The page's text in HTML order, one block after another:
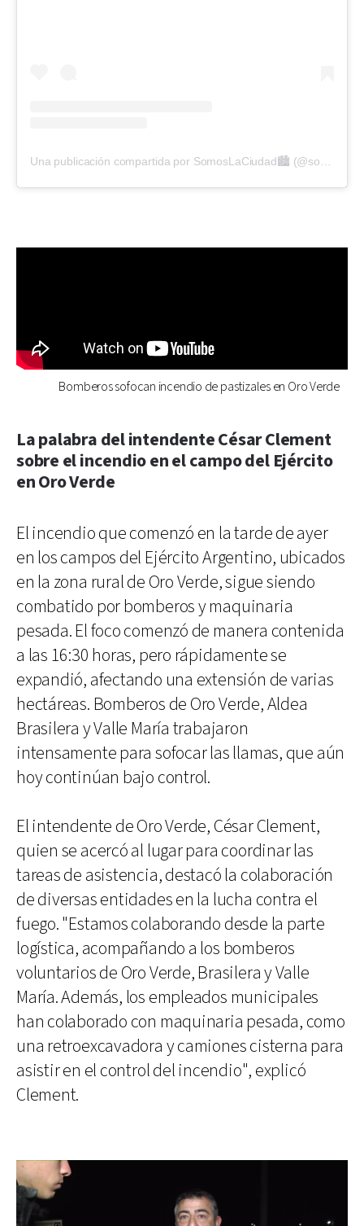
Bomberos sofocan incendio de pastizales en Oro Verde
La palabra del intendente César Clement
sobre el incendio en el campo del Ejército
en Oro Verde
El incendio que comenzó en la tarde de ayer
en los campos del Ejército Argentino, ubicados
en la zona rural de Oro Verde, sigue siendo
combatido por bomberos y maquinaria
pesada. El foco comenzó de manera contenida
a las 16:30 horas, pero rápidamente se
expandió, afectando una extensión de varias
hectáreas. Bomberos de Oro Verde, Aldea
Brasilera y Valle María trabajaron
intensamente para sofocar las llamas, que aún
hoy continúan bajo control.
El intendente de Oro Verde, César Clement,
quien se acercó al lugar para coordinar las
tareas de asistencia, destacó la colaboración
de diversas entidades en la lucha contra el
fuego. "Estamos colaborando desde la parte
logística, acompañando a los bomberos
voluntarios de Oro Verde, Brasilera y Valle
María. Además, los empleados municipales
han colaborado con maquinaria pesada, como
una retroexcavadora y camiones cisterna para
asistir en el control del incendio", explicó
Clement.